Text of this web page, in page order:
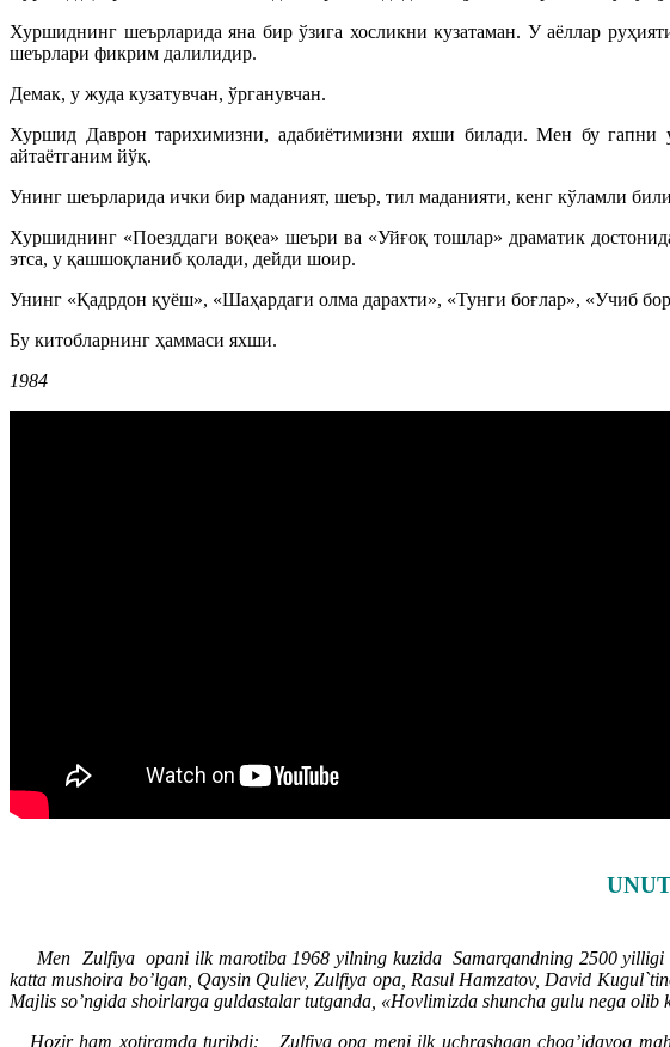
Хуршиднинг шеърларида яна бир ўзига хосликни кузатаман. У аёллар
шеърлари фикрим далилидир.
Демак, у жуда кузатувчан, ўрганувчан.
Хуршид Даврон тарихимизни, адабиётимизни яхши билади. Мен бу гапни
айтаётганим йўқ.
Унинг шеърларида ички бир маданият, шеър, тил маданияти, кенг кўламли
Хуршиднинг «Поезддаги воқеа» шеъри ва «Уйғоқ тошлар» драматик
этса, у қашшоқланиб қолади, дейди шоир.
Унинг «Қадрдон қуёш», «Шаҳардаги олма дарахти», «Тунги боғлар», «Учиб
Бу китобларнинг ҳаммаси яхши.
1984
Men Zulfiya opani ilk marotiba 1968 yilning kuzida Samarqandning 2500 yilligi
katta mushoira bo’lgan, Qaysin Quliev, Zulfiya opa, Rasul Hamzatov, David
Majlis so’ngida shoirlarga guldastalar tutganda, «Hovlimizda shuncha gulu nega
Hozir ham xotiramda turibdi: Zulfiya opa meni ilk uchrashgan chog’idayoq